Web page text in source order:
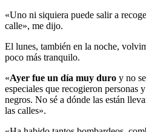
«Uno ni siquiera puede salir a
calle», me dijo.
El lunes, también en la noche,
poco más tranquilo.
«Ayer fue un día muy duro y no
especiales que recogieron personas
negros. No sé a dónde las están
las calles».